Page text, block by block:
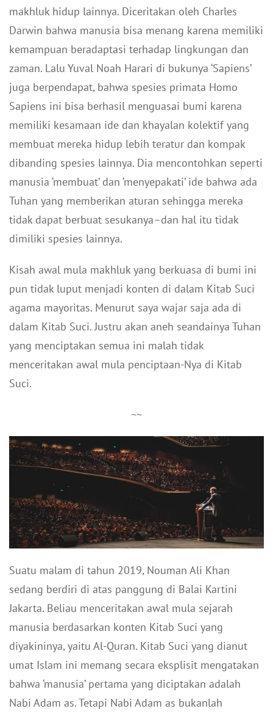
makhluk hidup lainnya. Diceritakan oleh Charles
Darwin bahwa manusia bisa menang karena memiliki
kemampuan beradaptasi terhadap lingkungan dan
zaman. Lalu Yuval Noah Harari di bukunya ‘Sapiens’
juga berpendapat, bahwa spesies primata Homo
Sapiens ini bisa berhasil menguasai bumi karena
memiliki kesamaan ide dan khayalan kolektif yang
membuat mereka hidup lebih teratur dan kompak
dibanding spesies lainnya. Dia mencontohkan seperti
manusia ‘membuat’ dan ‘menyepakati’ ide bahwa ada
Tuhan yang memberikan aturan sehingga mereka
tidak dapat berbuat sesukanya–dan hal itu tidak
dimiliki spesies lainnya.
Kisah awal mula makhluk yang berkuasa di bumi ini
pun tidak luput menjadi konten di dalam Kitab Suci
agama mayoritas. Menurut saya wajar saja ada di
dalam Kitab Suci. Justru akan aneh seandainya Tuhan
yang menciptakan semua ini malah tidak
menceritakan awal mula penciptaan-Nya di Kitab
Suci.
~~
Suatu malam di tahun 2019, Nouman Ali Khan
sedang berdiri di atas panggung di Balai Kartini
Jakarta. Beliau menceritakan awal mula sejarah
manusia berdasarkan konten Kitab Suci yang
diyakininya, yaitu Al-Quran. Kitab Suci yang dianut
umat Islam ini memang secara eksplisit mengatakan
bahwa ‘manusia’ pertama yang diciptakan adalah
Nabi Adam as. Tetapi Nabi Adam as bukanlah